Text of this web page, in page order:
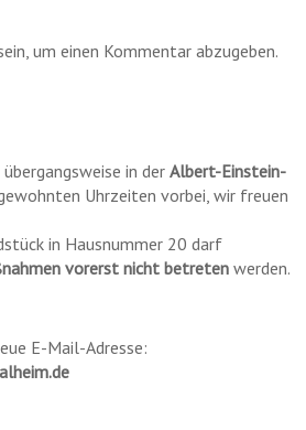
um einen Kommentar abzugeben.
in derAlbert-Einstein-
Uhrzeiten vorbei, wir freuen
in Hausnummer 20 darf
vorerst nicht betreten werden.
E-Mail-Adresse: